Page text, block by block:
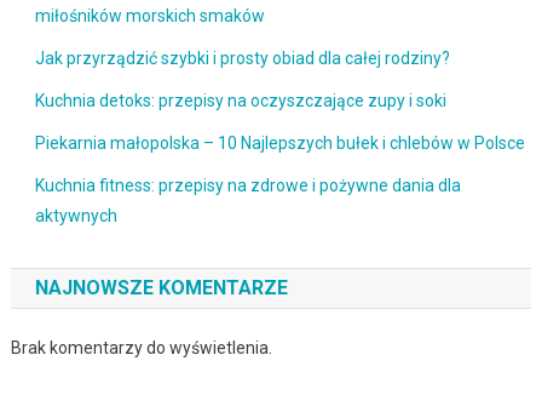
miłośników morskich smaków
Jak przyrządzić szybki i prosty obiad dla całej rodziny?
Kuchnia detoks: przepisy na oczyszczające zupy i soki
Piekarnia małopolska – 10 Najlepszych bułek i chlebów w Polsce
Kuchnia fitness: przepisy na zdrowe i pożywne dania dla
aktywnych
NAJNOWSZE KOMENTARZE
Brak komentarzy do wyświetlenia.